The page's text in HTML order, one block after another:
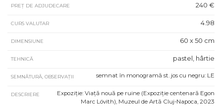
PREȚ DE ADJUDECARE 240 €
CURS VALUTAR 4.98
DIMENSIUNE 60 x 50 cm
TEHNICĂ pastel, hârtie
SEMNĂTURĂ, OBSERVAȚII semnat în monogramă st. jos cu negru: LE
DESCRIERE
Expoziție: Viață nouă pe ruine (Expoziție centenară Egon
Marc Lövith), Muzeul de Artă Cluj-Napoca, 2023